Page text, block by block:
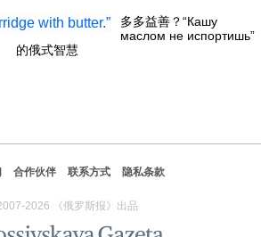
多多益善？“Кашу
маслом не испортишь”
的俄式智慧
合作伙伴 联系方式 隐私条款
2026 《俄罗斯报》出品